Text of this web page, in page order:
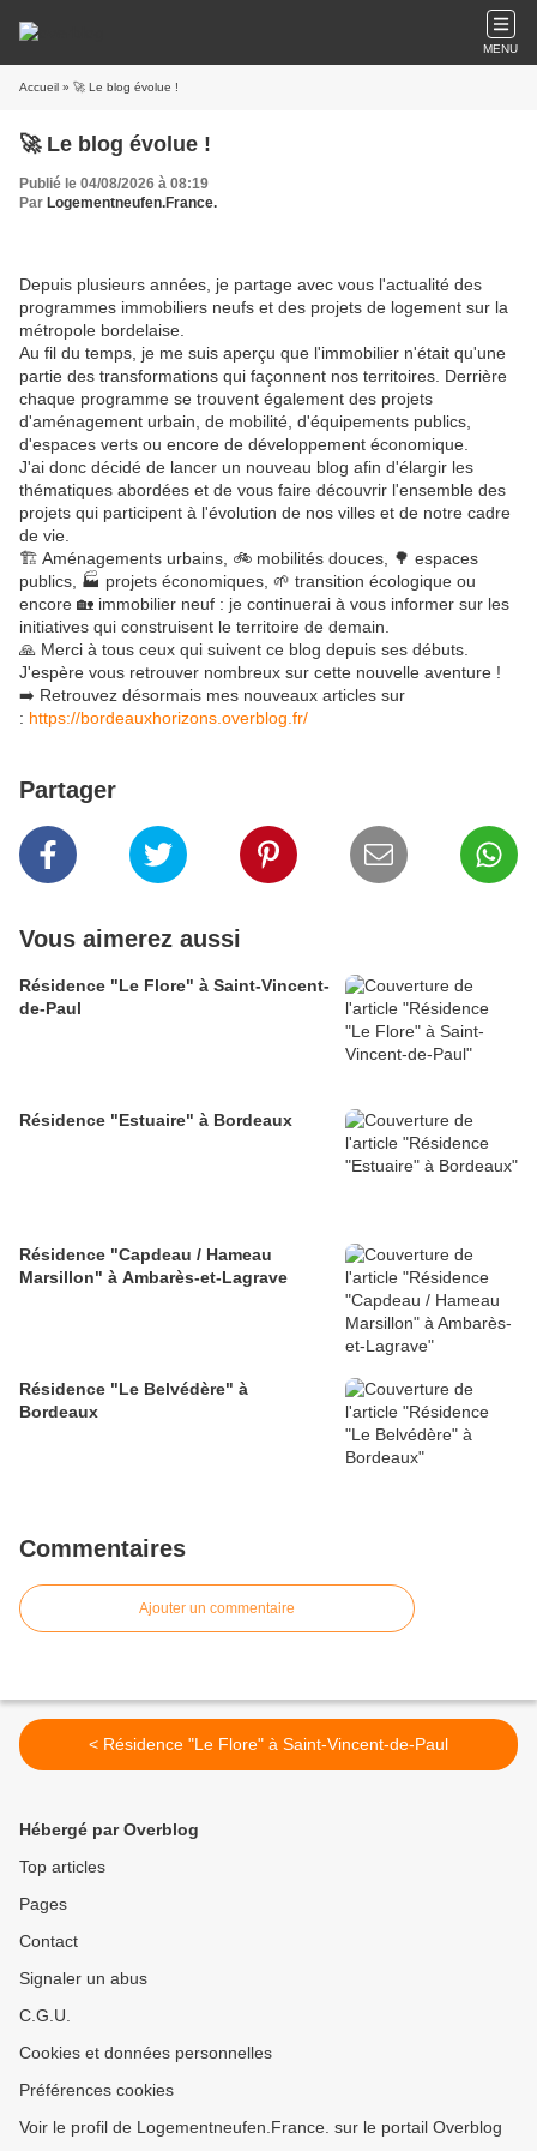
MENU
Accueil » 🚀 Le blog évolue !
🚀 Le blog évolue !
Publié le 04/08/2026 à 08:19
Par Logementneufen.France.
Depuis plusieurs années, je partage avec vous l'actualité des
programmes immobiliers neufs et des projets de logement sur la
métropole bordelaise.
Au fil du temps, je me suis aperçu que l'immobilier n'était qu'une
partie des transformations qui façonnent nos territoires. Derrière
chaque programme se trouvent également des projets
d'aménagement urbain, de mobilité, d'équipements publics,
d'espaces verts ou encore de développement économique.
J'ai donc décidé de lancer un nouveau blog afin d'élargir les
thématiques abordées et de vous faire découvrir l'ensemble des
projets qui participent à l'évolution de nos villes et de notre cadre
de vie.
🏗️ Aménagements urbains, 🚲 mobilités douces, 🌳 espaces
publics, 🏭 projets économiques, 🌱 transition écologique ou
encore 🏡 immobilier neuf : je continuerai à vous informer sur les
initiatives qui construisent le territoire de demain.
🙏 Merci à tous ceux qui suivent ce blog depuis ses débuts.
J'espère vous retrouver nombreux sur cette nouvelle aventure !
➡️ Retrouvez désormais mes nouveaux articles sur
: https://bordeauxhorizons.overblog.fr/
Partager
Vous aimerez aussi
Résidence "Le Flore" à Saint-Vincent-
de-Paul
Résidence "Estuaire" à Bordeaux
Résidence "Capdeau / Hameau
Marsillon" à Ambarès-et-Lagrave
Résidence "Le Belvédère" à
Bordeaux
Commentaires
Ajouter un commentaire
< Résidence "Le Flore" à Saint-Vincent-de-Paul
Hébergé par Overblog
Top articles
Pages
Contact
Signaler un abus
C.G.U.
Cookies et données personnelles
Préférences cookies
Voir le profil de Logementneufen.France. sur le portail Overblog